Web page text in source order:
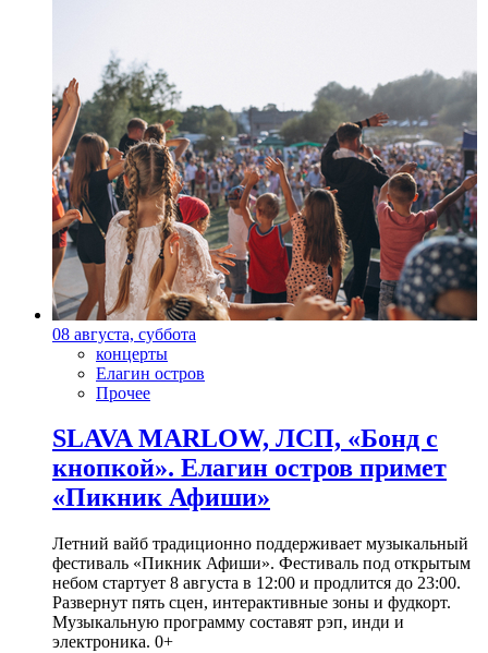
08 августа, суббота
концерты
Елагин остров
Прочее
SLAVA MARLOW, ЛСП, «Бонд с
кнопкой». Елагин остров примет
«Пикник Афиши»
Летний вайб традиционно поддерживает музыкальный
фестиваль «Пикник Афиши». Фестиваль под открытым
небом стартует 8 августа в 12:00 и продлится до 23:00.
Развернут пять сцен, интерактивные зоны и фудкорт.
Музыкальную программу составят рэп, инди и
электроника. 0+